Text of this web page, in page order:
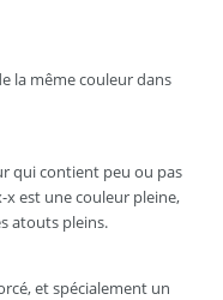
la même couleur dans
qui contient peu ou pas
x est une couleur pleine,
atouts pleins.
et spécialement un